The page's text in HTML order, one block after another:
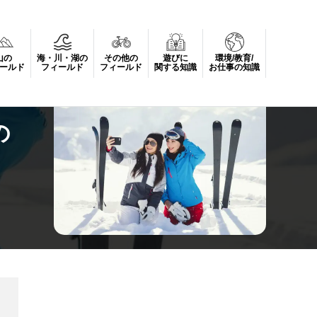
の
ルド
海・川・湖の
フィールド
その他の
フィールド
遊びに
関する知識
環境/教育/
お仕事の知識